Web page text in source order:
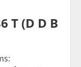
T (D D B